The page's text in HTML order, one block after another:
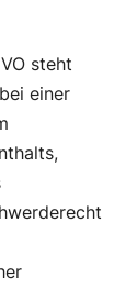
steht
einer